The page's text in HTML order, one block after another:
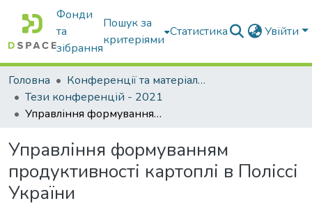
Фонди
та
зібрання
Пошук за
критеріями
Статистика Увійти
Головна
Конференції та матеріали конференцій
Тези конференцій - 2021
Управління формуванням продуктивності картоплі в Поліссі України
Управління формуванням
продуктивності картоплі в Поліссі
України